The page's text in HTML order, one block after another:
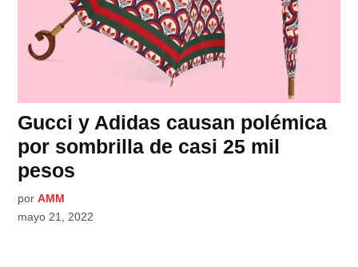
Gucci y Adidas causan polémica
por sombrilla de casi 25 mil
pesos
por AMM
mayo 21, 2022